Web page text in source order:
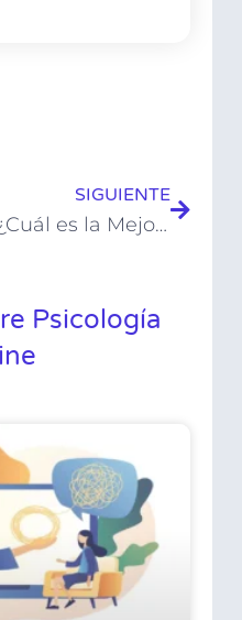
SIGUIENTE
¿Cuál es la Mejor Opción? Terapia Online o Presencial
Psicología